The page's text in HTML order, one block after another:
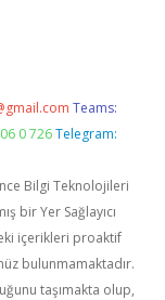
Teams:
0 726 Telegram:
Bilgi Teknolojileri
bir Yer Sağlayıcı
içerikleri proaktif
bulunmamaktadır.
taşımakta olup,